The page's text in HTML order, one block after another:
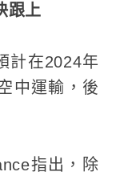
跟上
計在2024年
中運輸，後
指出，除